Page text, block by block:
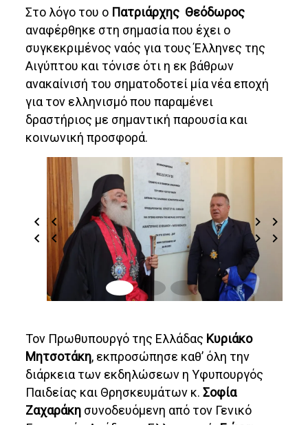
Στο λόγο του ο Πατριάρχης Θεόδωρος
αναφέρθηκε στη σημασία που έχει ο
συγκεκριμένος ναός για τους Έλληνες της
Αιγύπτου και τόνισε ότι η εκ βάθρων
ανακαίνισή του σηματοδοτεί μία νέα εποχή
για τον ελληνισμό που παραμένει
δραστήριος με σημαντική παρουσία και
κοινωνική προσφορά.
Τον Πρωθυπουργό της Ελλάδας Κυριάκο
Μητσοτάκη, εκπροσώπησε καθ’ όλη την
διάρκεια των εκδηλώσεων η Υφυπουργός
Παιδείας και Θρησκευμάτων κ.Σοφία
Ζαχαράκη συνοδευόμενη από τον Γενικό